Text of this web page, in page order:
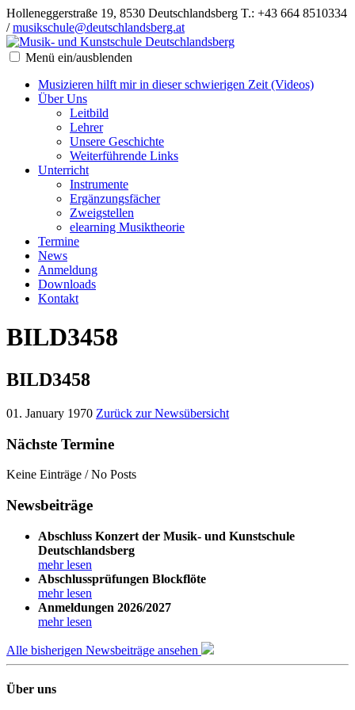
Holleneggerstraße 19, 8530 Deutschlandsberg T.: +43 664 8510334
/musikschule@deutschlandsberg.at
Menü ein/ausblenden
Musizieren hilft mir in dieser schwierigen Zeit (Videos)
Über Uns
Leitbild
Lehrer
Unsere Geschichte
Weiterführende Links
Unterricht
Instrumente
Ergänzungsfächer
Zweigstellen
elearning Musiktheorie
Termine
News
Anmeldung
Downloads
Kontakt
BILD3458
BILD3458
01. January 1970 Zurück zur Newsübersicht
Nächste Termine
Keine Einträge / No Posts
Newsbeiträge
Abschluss Konzert der Musik- und Kunstschule
Deutschlandsberg
mehr lesen
Abschlussprüfungen Blockflöte
mehr lesen
Anmeldungen 2026/2027
mehr lesen
Alle bisherigen Newsbeiträge ansehen
Über uns